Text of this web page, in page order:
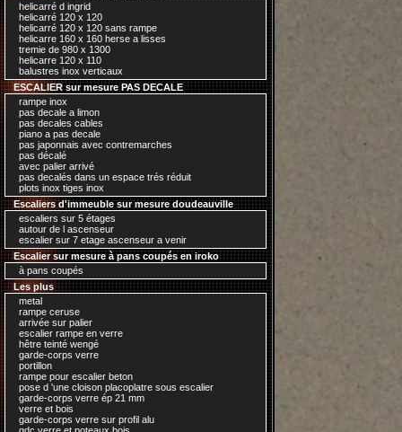
helicarré d ingrid
helicarré 120 x 120
helicarré 120 x 120 sans rampe
helicarre 160 x 160 herse a lisses
tremie de 980 x 1300
helicarre 120 x 110
balustres inox verticaux
ESCALIER sur mesure PAS DECALE
rampe inox
pas decale a limon
pas decales cables
piano a pas decale
pas japonnais avec contremarches
pas décalé
avec palier arrivé
pas decalés dans un espace trés réduit
plots inox tiges inox
Escaliers d'immeuble sur mesure doudeauville
escaliers sur 5 étages
autour de l ascenseur
escalier sur 7 etage ascenseur a venir
Escalier sur mesure à pans coupés en iroko
à pans coupés
Les plus
metal
rampe ceruse
arrivée sur palier
escalier rampe en verre
hêtre teinté wengé
garde-corps verre
portillon
rampe pour escalier beton
pose d 'une cloison placoplatre sous escalier
garde-corps verre ép 21 mm
verre et bois
garde-corps verre sur profil alu